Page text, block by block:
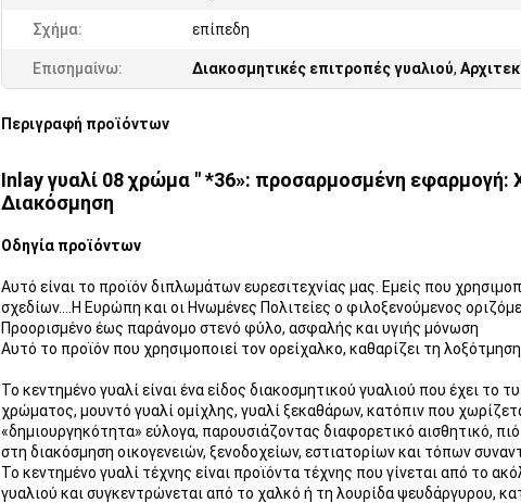
Σχήμα: επίπεδη
Επισημαίνω: Διακοσμητικές επιτροπές γυαλιού,
Περιγραφή προϊόντων
Inlay γυαλί 08 χρώμα " *36»: προσαρμοσμένη εφαρμογή:
Διακόσμηση
Οδηγία προϊόντων
Αυτό είναι το προϊόν διπλωμάτων ευρεσιτεχνίας μας. Εμείς που
σχεδίων….Η Ευρώπη και οι Ηνωμένες Πολιτείες ο φιλοξενούμενος
Προορισμένο έως παράνομο στενό φύλο, ασφαλής και υγιής μόνωση
Αυτό το προϊόν που χρησιμοποιεί τον ορείχαλκο, καθαρίζει τη
Το κεντημένο γυαλί είναι ένα είδος διακοσμητικού γυαλιού που έχει το
χρώματος, μουντό γυαλί ομίχλης, γυαλί ξεκαθάρων, κατόπιν που
«δημιουργηκότητα» εύλογα, παρουσιάζοντας διαφορετικό αισθητικό,
στη διακόσμηση οικογενειών, ξενοδοχείων, εστιατορίων και τόπων
Το κεντημένο γυαλί τέχνης είναι προϊόντα τέχνης που γίνεται από το
γυαλιού και συγκεντρώνεται από το χαλκό ή τη λουρίδα ψευδάργυρου,